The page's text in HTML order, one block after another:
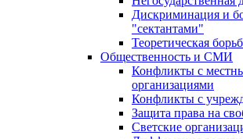
Дискриминация и
"сектантами"
Теоретическая
Общественность и СМИ
Конфликты с
организациями
Конфликты с
Защита права на
Светские